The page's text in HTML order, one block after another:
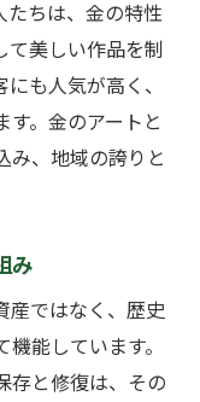
たちは、金の特性
て美しい作品を制
も人気が高く、
。金のアートと
み、地域の誇りと
み
産ではなく、歴史
能しています。
存と修復は、その